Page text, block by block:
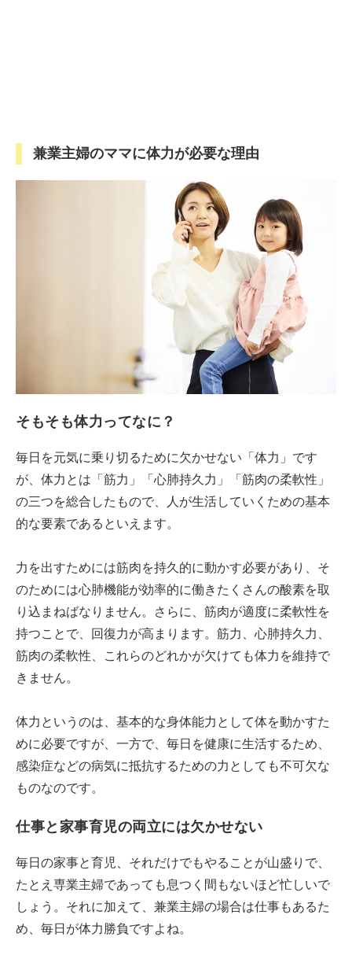
兼業主婦のママに体力が必要な理由
そもそも体力ってなに？
毎日を元気に乗り切るために欠かせない「体力」です
が、体力とは「筋力」「心肺持久力」「筋肉の柔軟性」
の三つを総合したもので、人が生活していくための基本
的な要素であるといえます。
力を出すためには筋肉を持久的に動かす必要があり、そ
のためには心肺機能が効率的に働きたくさんの酸素を取
り込まねばなりません。さらに、筋肉が適度に柔軟性を
持つことで、回復力が高まります。筋力、心肺持久力、
筋肉の柔軟性、これらのどれかが欠けても体力を維持で
きません。
体力というのは、基本的な身体能力として体を動かすた
めに必要ですが、一方で、毎日を健康に生活するため、
感染症などの病気に抵抗するための力としても不可欠な
ものなのです。
仕事と家事育児の両立には欠かせない
毎日の家事と育児、それだけでもやることが山盛りで、
たとえ専業主婦であっても息つく間もないほど忙しいで
しょう。それに加えて、兼業主婦の場合は仕事もあるた
め、毎日が体力勝負ですよね。